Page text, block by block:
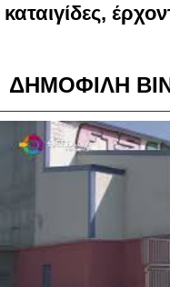
καταιγίδες,
ΔΗΜΟΦΙΛΗ